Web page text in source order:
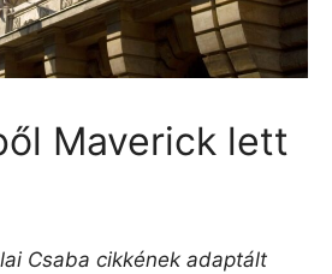
Maverick lett
Csaba cikkének adaptált